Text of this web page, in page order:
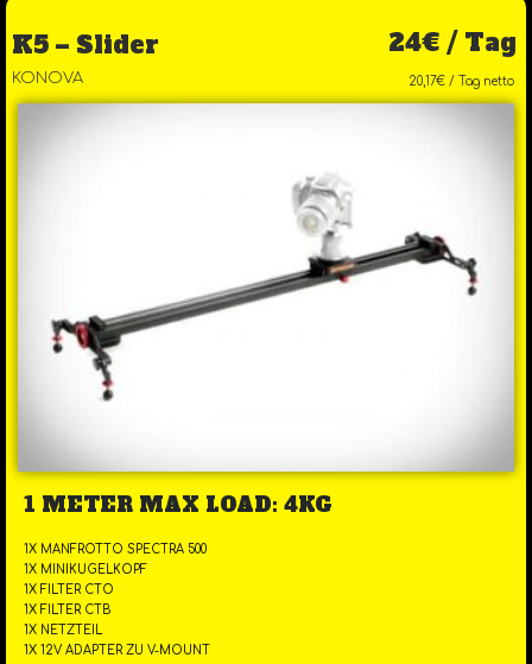
K5 – Slider 24€ / Tag
KONOVA 20,17€ / Tag netto
1 METER MAX LOAD: 4KG
1X MANFROTTO SPECTRA 500
1X MINIKUGELKOPF
1X FILTER CTO
1X FILTER CTB
1X NETZTEIL
1X 12V ADAPTER ZU V-MOUNT